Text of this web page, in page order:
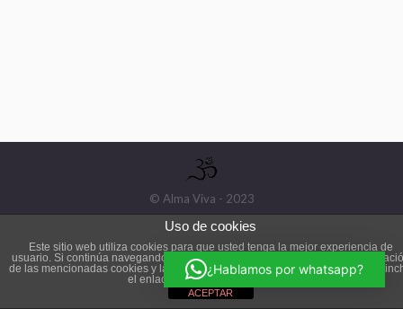
© Alma Viva - 2023
Uso de cookies
Este sitio web utiliza cookies para que usted tenga la mejor experiencia de
usuario. Si continúa navegando está dando su consentimiento para la
de las mencionadas cookies y la aceptación de nuestrapolítica de cookies
,
el enlace para mayor información.
ACEPTAR
¿Hablamos por whatsapp?